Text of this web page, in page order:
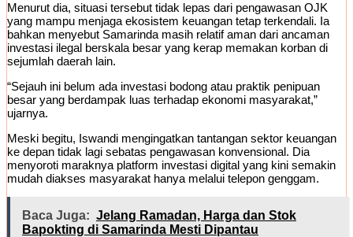
Menurut dia, situasi tersebut tidak lepas dari pengawasan OJK
yang mampu menjaga ekosistem keuangan tetap terkendali. Ia
bahkan menyebut Samarinda masih relatif aman dari ancaman
investasi ilegal berskala besar yang kerap memakan korban di
sejumlah daerah lain.
“Sejauh ini belum ada investasi bodong atau praktik penipuan
besar yang berdampak luas terhadap ekonomi masyarakat,”
ujarnya.
Meski begitu, Iswandi mengingatkan tantangan sektor keuangan
ke depan tidak lagi sebatas pengawasan konvensional. Dia
menyoroti maraknya platform investasi digital yang kini semakin
mudah diakses masyarakat hanya melalui telepon genggam.
Baca Juga: Jelang Ramadan, Harga dan Stok
Bapokting di Samarinda Mesti Dipantau